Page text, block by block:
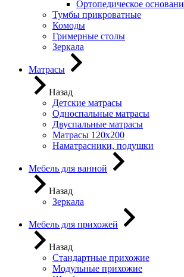
Ортопедическое
Тумбы прикроватные
Комоды
Гримерные столы
Зеркала
Матрасы
Назад
Детские матрасы
Односпальные матрасы
Двуспальные матрасы
Матрасы 120х200
Наматрасники, подушки
Мебель для ванной
Назад
Зеркала
Мебель для прихожей
Назад
Стандартные прихожие
Модульные прихожие